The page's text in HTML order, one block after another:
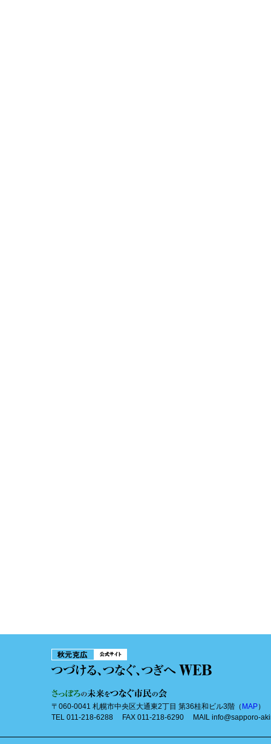
〒060-0041 札幌市中央区大通東2丁目 第36桂和ビル3階（ MAP）
TEL 011-218-6288 FAX 011-218-6290 MAIL info@sapporo-